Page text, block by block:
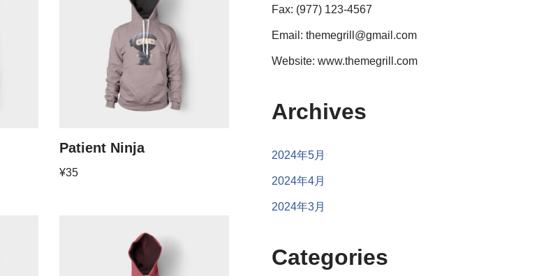
Patient Ninja
¥35
Fax: (977) 123-4567
Email: themegrill@gmail.com
Website: www.themegrill.com
Archives
2024年5月
2024年4月
2024年3月
Categories